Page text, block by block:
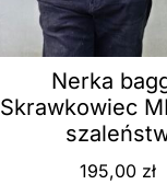
Nerka
Skrawkowiec
195,00 zł